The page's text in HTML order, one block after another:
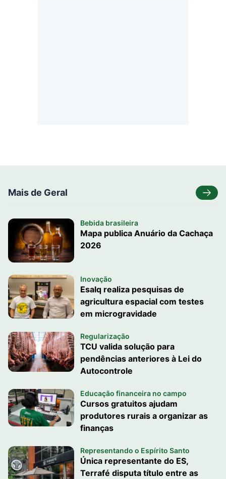
Mais de Geral
Bebida brasileira
Mapa publica Anuário da Cachaça
2026
Inovação
Esalq realiza pesquisas de
agricultura espacial com testes
em microgravidade
Regularização
TCU valida solução para
pendências anteriores à Lei do
Autocontrole
Educação financeira no campo
Cursos gratuitos ajudam
produtores rurais a organizar as
finanças
Representando o Espírito Santo
Única representante do ES,
Terrafé disputa título entre as